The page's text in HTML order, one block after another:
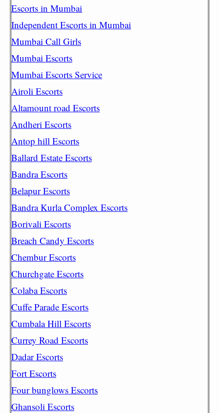
Escorts in Mumbai
Independent Escorts in Mumbai
Mumbai Call Girls
Mumbai Escorts
Mumbai Escorts Service
Airoli Escorts
Altamount road Escorts
Andheri Escorts
Antop hill Escorts
Ballard Estate Escorts
Bandra Escorts
Belapur Escorts
Bandra Kurla Complex Escorts
Borivali Escorts
Breach Candy Escorts
Chembur Escorts
Churchgate Escorts
Colaba Escorts
Cuffe Parade Escorts
Cumbala Hill Escorts
Currey Road Escorts
Dadar Escorts
Fort Escorts
Four bunglows Escorts
Ghansoli Escorts